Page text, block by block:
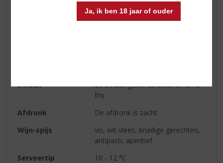
Ja, ik ben 18 jaar of ouder
Smaak
de smaak geeft citrustonen en is
fris
Afdronk
De afdronk is zacht
Wijn-spijs
vis, wit vlees, kruidige gerechten,
antipasti, aperitief
Serveertip
10 - 12 °C